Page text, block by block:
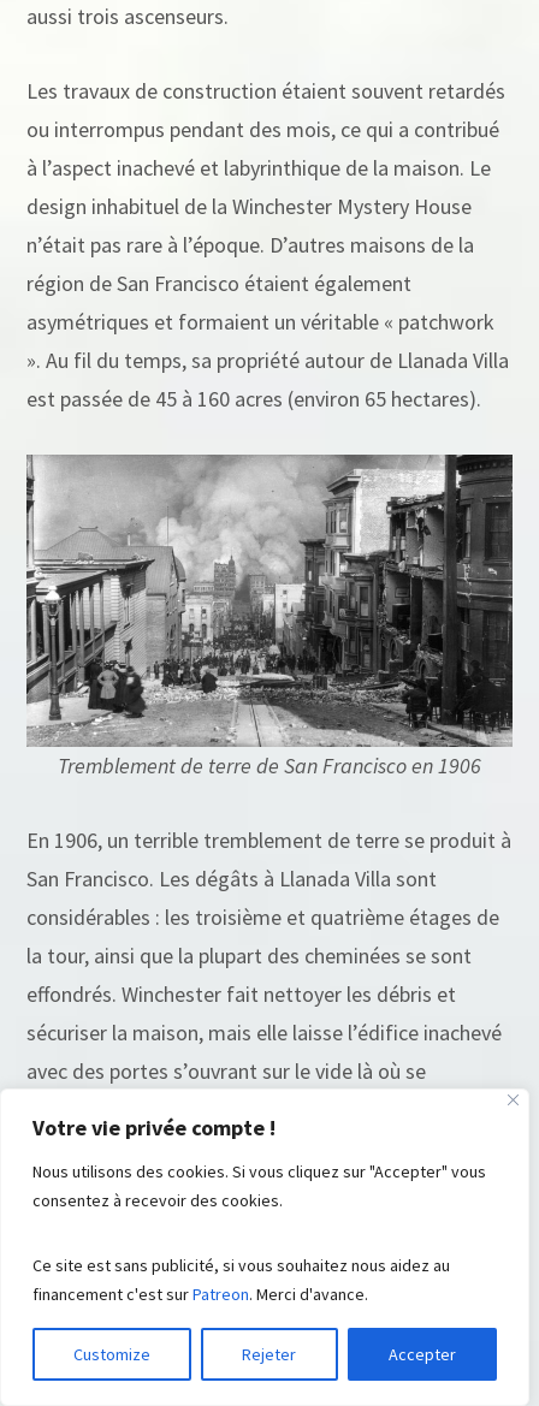
Votre vie privée compte !
Nous utilisons des cookies. Si vous cliquez sur "Accepter" vous
consentez à recevoir des cookies.
Ce site est sans publicité, si vous souhaitez nous aidez au
financement c'est surPatreon. Merci d'avance.
Customize Rejeter Accepter
aussi trois ascenseurs.
Les travaux de construction étaient souvent retardés
ou interrompus pendant des mois, ce qui a contribué
à l’aspect inachevé et labyrinthique de la maison. Le
design inhabituel de la Winchester Mystery House
n’était pas rare à l’époque. D’autres maisons de la
région de San Francisco étaient également
asymétriques et formaient un véritable « patchwork
». Au fil du temps, sa propriété autour de Llanada Villa
est passée de 45 à 160 acres (environ 65 hectares).
Tremblement de terre de San Francisco en 1906
En 1906, un terrible tremblement de terre se produit à
San Francisco. Les dégâts à Llanada Villa sont
considérables : les troisième et quatrième étages de
la tour, ainsi que la plupart des cheminées se sont
effondrés. Winchester fait nettoyer les débris et
sécuriser la maison, mais elle laisse l’édifice inachevé
avec des portes s’ouvrant sur le vide là où se
menant à un plafond où se trouvait un autre niveau.
mort de Sarah Winchester. La construction de la
maison aura duré au total plus de 38 années et aura
englouti la somme astronomique de 70 millions de
dollars. Aujourd’hui, on y compte pas moins de 160